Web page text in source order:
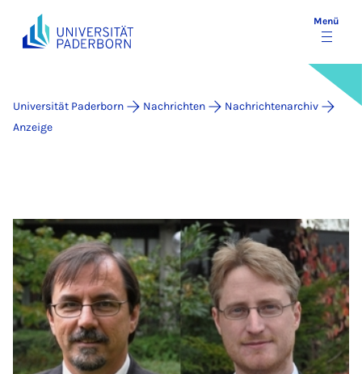
Menü
Universität Paderborn Nachrichten
Nachrichtenarchiv
Anzeige